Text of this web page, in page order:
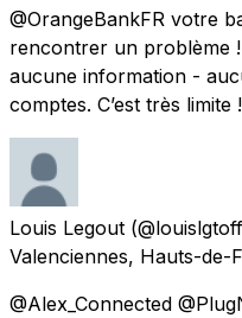
@OrangeBankFR votre
rencontrer un problème
aucune information -
comptes. C’est très limite !
Louis Legout
Valenciennes, Hauts-de-
@Alex_Connected